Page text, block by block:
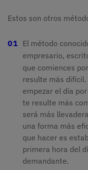
Estos son otros
El método
empresario,
que comiences
resulte más difícil.
empezar el día
te resulte más
será más
una forma más
que hacer es
primera hora del
demandante.